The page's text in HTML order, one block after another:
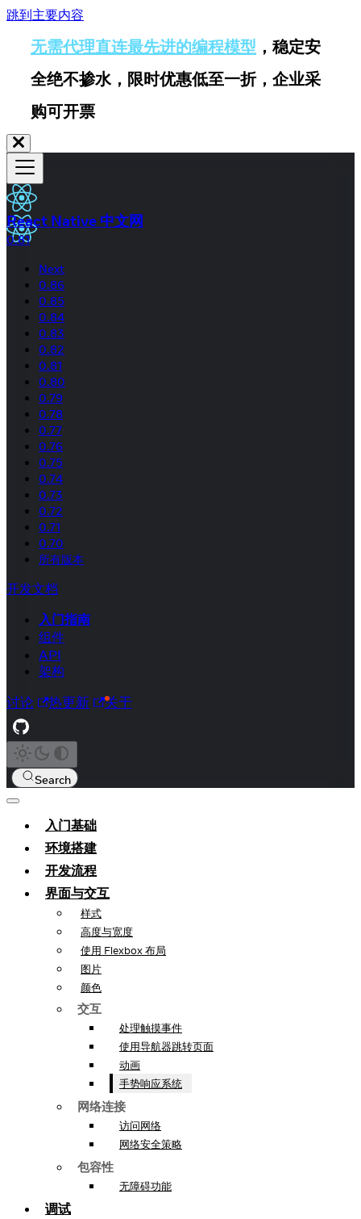
跳到主要内容
无需代理直连最先进的编程模型 ，稳定安
全绝不掺水，限时优惠低至一折，企业采
购可开票
React Native 中文网
0.81
Next
0.86
0.85
0.84
0.83
0.82
0.81
0.80
0.79
0.78
0.77
0.76
0.75
0.74
0.73
0.72
0.71
0.70
所有版本
开发文档
入门指南
组件
API
架构
讨论 热更新 关于
Search
入门基础
环境搭建
开发流程
界面与交互
样式
高度与宽度
使用 Flexbox 布局
图片
颜色
交互
处理触摸事件
使用导航器跳转页面
动画
手势响应系统
网络连接
访问网络
网络安全策略
包容性
无障碍功能
调试